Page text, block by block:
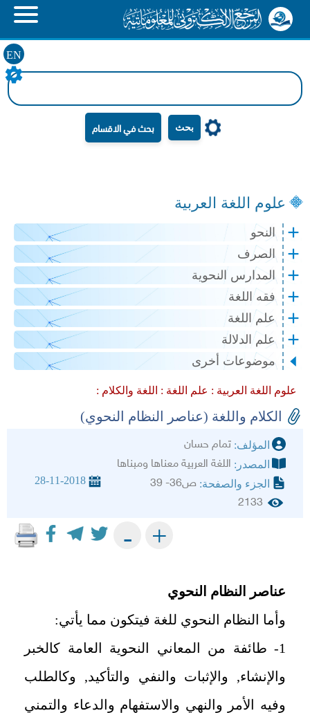
EN
بحث
علوم اللغة العربية
النحو
الصرف
المدارس النحوية
فقه اللغة
علم اللغة
علم الدلالة
موضوعات أخرى
علوم اللغة العربية : علم اللغة : اللغة والكلام :
الكلام واللغة (عناصر النظام النحوي)
المؤلف: تمام حسان
المصدر: اللغة العربية معناها ومبناها
الجزء والصفحة: ص36- 39 28-11-2018
2133
+
-
عناصر النظام النحوي
وأما النظام النحوي للغة فيتكون مما يأتي:
1- طائفة من المعاني النحوية العامة كالخبر
والإنشاء, والإثبات والنفي والتأكيد, وكالطلب
وفيه الأمر والنهي والاستفهام والدعاء والتمني